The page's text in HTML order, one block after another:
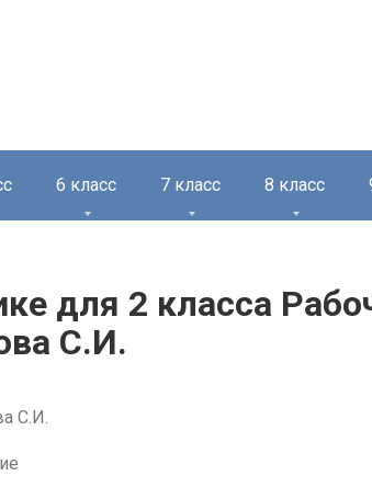
6 класс 7 класс 8 класс
для 2 класса
С.И.
С.И.